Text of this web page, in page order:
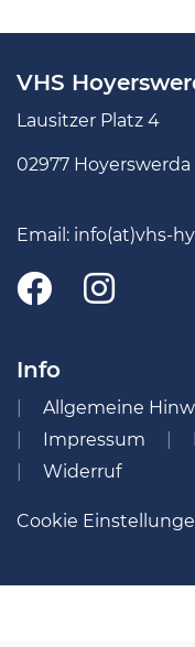
VHS
Lausitzer Platz 4
02977 Hoyerswerda
Email: info(at)vhs-
Info
Allgemeine
Impressum
Widerruf
Cookie